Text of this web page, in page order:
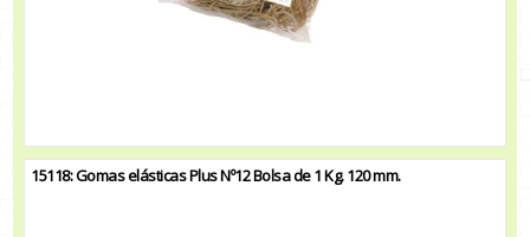
15118: Gomas elásticas Plus Nº12 Bolsa de 1 Kg. 120 mm.